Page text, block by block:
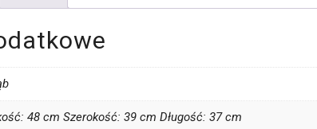
48 cm Szerokość: 39 cm Długość: 37 cm